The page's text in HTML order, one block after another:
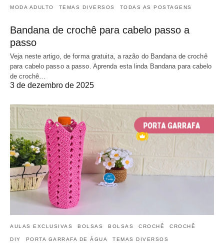
MODA ADULTO TEMAS DIVERSOS TODAS AS POSTAGENS
Bandana de crochê para cabelo passo a
passo
Veja neste artigo, de forma gratuita, a razão do Bandana de crochê
para cabelo passo a passo. Aprenda esta linda Bandana para cabelo
de crochê…
3 de dezembro de 2025
AULAS EXCLUSIVAS BOLSAS BOLSAS CROCHÊ CROCHÊ
DIY PORTA GARRAFA DE ÁGUA TEMAS DIVERSOS